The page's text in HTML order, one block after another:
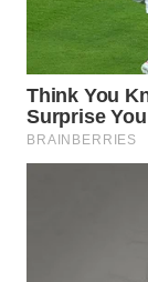
WN
SUBANG
WN